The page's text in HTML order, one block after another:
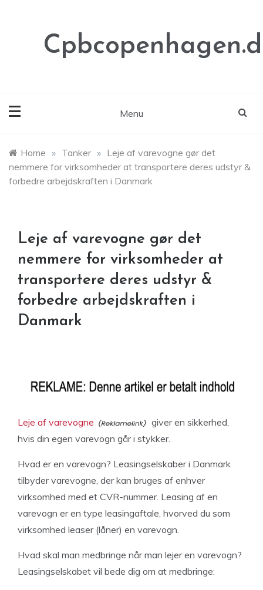
Menu
Home » Tanker » Leje af varevogne gør det
nemmere for virksomheder at transportere deres udstyr &
forbedre arbejdskraften i Danmark
Leje af varevogne gør det
nemmere for virksomheder at
transportere deres udstyr &
forbedre arbejdskraften i
Danmark
Leje af varevogne
giver en sikkerhed,
hvis din egen varevogn går i stykker.
Hvad er en varevogn? Leasingselskaber i Danmark
tilbyder varevogne, der kan bruges af enhver
virksomhed med et CVR-nummer. Leasing af en
varevogn er en type leasingaftale, hvorved du som
virksomhed leaser (låner) en varevogn.
Hvad skal man medbringe når man lejer en varevogn?
Leasingselskabet vil bede dig om at medbringe: